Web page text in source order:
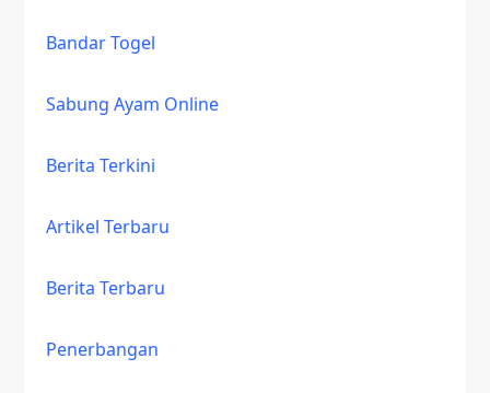
Bandar Togel
Sabung Ayam Online
Berita Terkini
Artikel Terbaru
Berita Terbaru
Penerbangan